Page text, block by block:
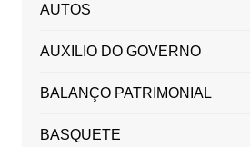
AUTOS
AUXILIO DO GOVERNO
BALANÇO PATRIMONIAL
BASQUETE